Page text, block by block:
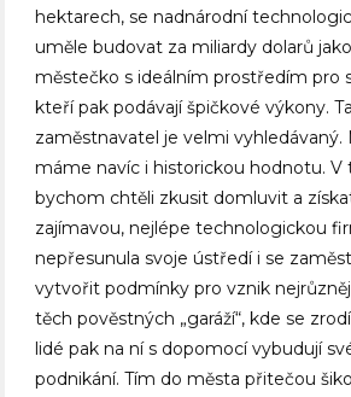
hektarech, se nadnárodní
uměle budovat za miliardy dolarů
městečko s ideálním prostředím pro
kteří pak podávají špičkové výkony.
zaměstnavatel je velmi vyhledávaný.
máme navíc i historickou hodnotu.
bychom chtěli zkusit domluvit a
zajímavou, nejlépe technologickou
nepřesunula svoje ústředí i se
vytvořit podmínky pro vznik
těch pověstných „garáží“, kde se
lidé pak na ní s dopomocí vybudují
podnikání. Tím do města přitečou